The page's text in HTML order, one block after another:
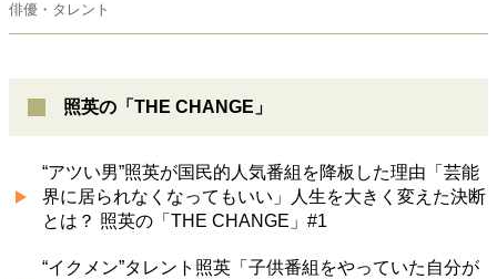
社会・カルチャー・マネー
俳優・タレント
照英の「THE CHANGE」
“アツい男”照英が国民的人気番組を降板した理由「芸能
界に居られなくなってもいい」人生を大きく変えた決断
とは？ 照英の「THE CHANGE」#1
“イクメン”タレント照英「子供番組をやっていた自分が